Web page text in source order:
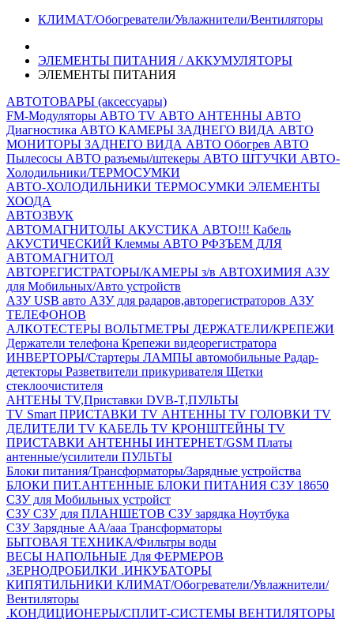
КЛИМАТ/Обогреватели/Увлажнители/Вентиляторы
ЭЛЕМЕНТЫ ПИТАНИЯ / АККУМУЛЯТОРЫ
ЭЛЕМЕНТЫ ПИТАНИЯ
АВТОТОВАРЫ (аксессуары)
FM-Модуляторы АВТО TV АВТО АНТЕННЫ АВТО
Диагностика АВТО КАМЕРЫ ЗАДНЕГО ВИДА АВТО
МОНИТОРЫ ЗАДНЕГО ВИДА АВТО Обогрев АВТО
Пылесосы АВТО разъемы/штекеры АВТО ШТУЧКИ АВТО-
Холодильники/ТЕРМОСУМКИ
АВТО-ХОЛОДИЛЬНИКИ ТЕРМОСУМКИ ЭЛЕМЕНТЫ
ХООДА
АВТОЗВУК
АВТОМАГНИТОЛЫ АКУСТИКА АВТО!!! Кабель
АКУСТИЧЕСКИЙ Клеммы АВТО РФЗЪЕМ ДЛЯ
АВТОМАГНИТОЛ
АВТОРЕГИСТРАТОРЫ/КАМЕРЫ з/в АВТОХИМИЯ АЗУ
для Мобильных/Авто устройств
АЗУ USB авто АЗУ для радаров,авторегистраторов АЗУ
ТЕЛЕФОНОВ
АЛКОТЕСТЕРЫ ВОЛЬТМЕТРЫ ДЕРЖАТЕЛИ/КРЕПЕЖИ
Держатели телефона Крепежи видеорегистратора
ИНВЕРТОРЫ/Стартеры ЛАМПЫ автомобильные Радар-
детекторы Разветвители прикуривателя Щетки
стеклоочистителя
АНТЕНЫ ТV,Приставки DVB-T,ПУЛЬТЫ
TV Smart ПРИСТАВКИ TV АНТЕННЫ TV ГОЛОВКИ TV
ДЕЛИТЕЛИ TV КАБЕЛЬ TV КРОНШТЕЙНЫ TV
ПРИСТАВКИ АНТЕННЫ ИНТЕРНЕТ/GSM Платы
антенные/усилители ПУЛЬТЫ
Блоки питания/Трансформаторы/Зарядные устройства
БЛОКИ ПИТ.АНТЕННЫЕ БЛОКИ ПИТАНИЯ СЗУ 18650
СЗУ для Мобильных устройст
СЗУСЗУ для ПЛАНШЕТОВ СЗУ зарядка Ноутбука
СЗУ Зарядные АА/ааа Трансформаторы
БЫТОВАЯ ТЕХНИКА/Фильтры воды
ВЕСЫ НАПОЛЬНЫЕ Для ФЕРМЕРОВ
.ЗЕРНОДРОБИЛКИ .ИНКУБАТОРЫ
КИПЯТИЛЬНИКИ КЛИМАТ/Обогреватели/Увлажнители/
Вентиляторы
.КОНДИЦИОНЕРЫ/СПЛИТ-СИСТЕМЫ ВЕНТИЛЯТОРЫ